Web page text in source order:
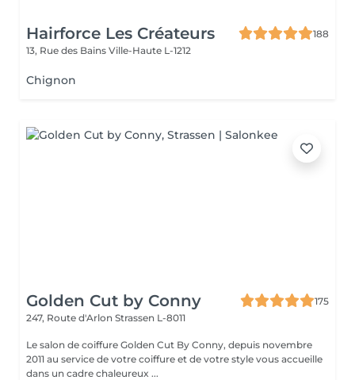
Hairforce Les Créateurs
188
13, Rue des Bains Ville-Haute L-1212
Chignon
Golden Cut by Conny
175
247, Route d'Arlon Strassen L-8011
Le salon de coiffure Golden Cut By Conny, depuis novembre
2011 au service de votre coiffure et de votre style vous accueille
dans un cadre chaleureux ...